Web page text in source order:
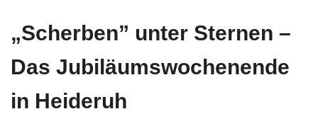
„Scherben” unter Sternen –
Das Jubiläumswochenende
in Heideruh